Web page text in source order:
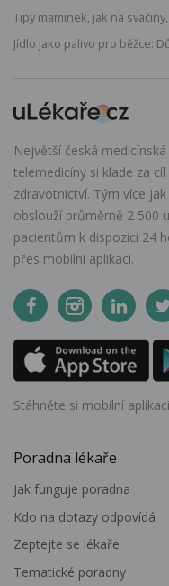
Tipy maminek, jak na
Jídlo jako palivo pro běžce:
Největší česká
telemedicíny si klade za
zdravotnictví. Tým více
obslouží průměrně 2 500
pacientům k dispozici 24
přes mobilní aplikaci.
Stáhněte si mobilní aplikaci
Poradna lékaře
Jak funguje poradna
Kdo na dotazy odpovídá
Zeptejte se lékaře
Tematické poradny